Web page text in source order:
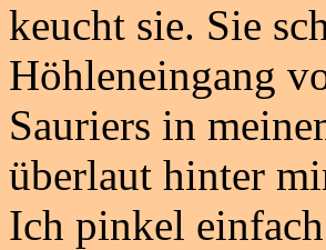
keucht sie. Sie
Höhleneingang
Sauriers in
überlaut hinter
Ich pinkel